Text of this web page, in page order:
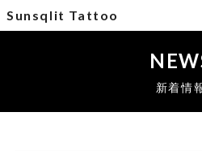
Sunsqlit Tattoo
新着情